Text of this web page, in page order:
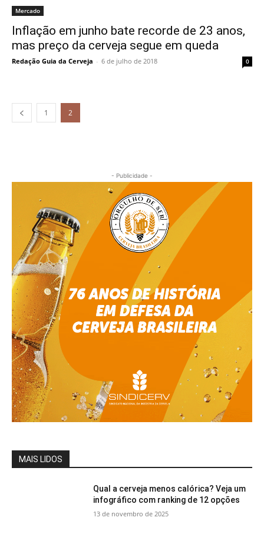
Mercado
Inflação em junho bate recorde de 23 anos,
mas preço da cerveja segue em queda
Redação Guia da Cerveja - 6 de julho de 2018 0
1 2
- Publicidade -
MAIS LIDOS
Qual a cerveja menos calórica? Veja um
infográfico com ranking de 12 opções
13 de novembro de 2025